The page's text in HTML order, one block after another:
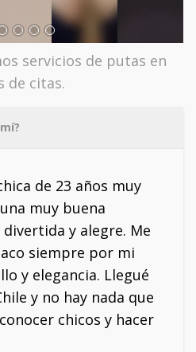
servicios de putas en
de citas.
de 23 años muy
muy buena
y alegre. Me
siempre por mi
y elegancia. Llegué
y no hay nada que
chicos y hacer